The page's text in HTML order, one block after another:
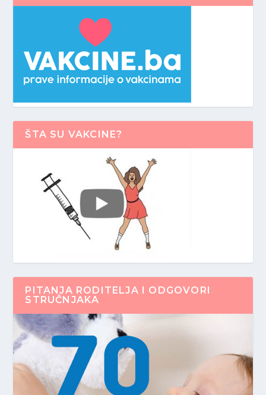
ŠTA SU VAKCINE?
PITANJA RODITELJA I ODGOVORI
STRUČNJAKA